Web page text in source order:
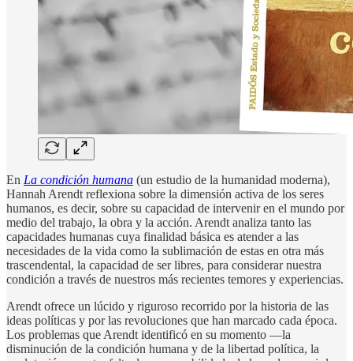
En La condición humana (un estudio de la humanidad moderna),
Hannah Arendt reflexiona sobre la dimensión activa de los seres
humanos, es decir, sobre su capacidad de intervenir en el mundo por
medio del trabajo, la obra y la acción. Arendt analiza tanto las
capacidades humanas cuya finalidad básica es atender a las
necesidades de la vida como la sublimación de estas en otra más
trascendental, la capacidad de ser libres, para considerar nuestra
condición a través de nuestros más recientes temores y experiencias.
Arendt ofrece un lúcido y riguroso recorrido por la historia de las
ideas políticas y por las revoluciones que han marcado cada época.
Los problemas que Arendt identificó en su momento —la
disminución de la condición humana y de la libertad política, la